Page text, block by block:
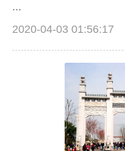
...
2020-04-03 01:56:17